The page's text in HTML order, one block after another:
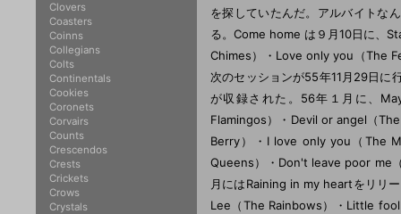
を探していたんだ。アルバイトな
る。Come home は９月10日に、
Chimes）・Love only you（The
次のセッションが55年11月29日
が収録された。56年１月に、
Flamingos）・Devil or angel（
Berry）・I love only you（The
Queens）・Don't leave poor me
月にはRaining in my heartをリリ
Lee（The Rainbows）・Little
Clovers
Coasters
Coinns
Collegians
Colts
Continentals
Cookies
Coronets
Corvairs
Counts
Crescendos
Crests
Crickets
Crows
Crystals